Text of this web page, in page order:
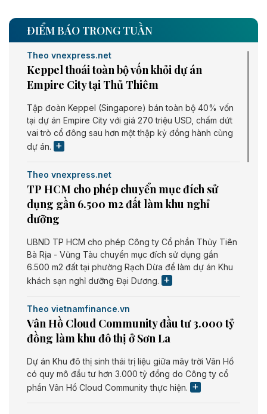
ĐIỂM BÁO TRONG TUẦN
Theo vnexpress.net
Keppel thoái toàn bộ vốn khỏi dự án
Empire City tại Thủ Thiêm
Tập đoàn Keppel (Singapore) bán toàn bộ 40% vốn
tại dự án Empire City với giá 270 triệu USD, chấm dứt
vai trò cổ đông sau hơn một thập kỷ đồng hành cùng
dự án.
Theo vnexpress.net
TP HCM cho phép chuyển mục đích sử
dụng gần 6.500 m2 đất làm khu nghỉ
dưỡng
UBND TP HCM cho phép Công ty Cổ phần Thủy Tiên
Bà Rịa - Vũng Tàu chuyển mục đích sử dụng gần
6.500 m2 đất tại phường Rạch Dừa để làm dự án Khu
khách sạn nghỉ dưỡng Đại Dương.
Theo vietnamfinance.vn
Vân Hồ Cloud Community đầu tư 3.000 tỷ
đồng làm khu đô thị ở Sơn La
Dự án Khu đô thị sinh thái trị liệu giữa mây trời Vân Hồ
có quy mô đầu tư hơn 3.000 tỷ đồng do Công ty cổ
phần Vân Hồ Cloud Community thực hiện.